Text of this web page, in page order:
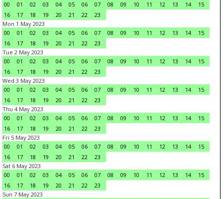
00
01 02 03 04 05 06 07 08 09 10 11 12 13 14
15
16
17 18 19 20 21 22
23
Mon 1 May 2023
00
01 02 03 04 05 06 07 08 09 10 11 12 13 14
15
16
17 18 19 20 21 22
23
Tue 2 May 2023
00
01 02 03 04 05 06 07 08 09 10 11 12 13 14
15
16
17 18 19 20 21 22
23
Wed 3 May 2023
00
01 02 03 04 05 06 07 08 09 10 11 12 13 14
15
16
17 18 19 20 21 22
23
Thu 4 May 2023
00
01 02 03 04 05 06 07 08 09 10 11 12 13 14
15
16
17 18 19 20 21 22
23
Fri 5 May 2023
00
01 02 03 04 05 06 07 08 09 10 11 12 13 14
15
16
17 18 19 20 21 22
23
Sat 6 May 2023
00
01 02 03 04 05 06 07 08 09 10 11 12 13 14
15
16
17 18 19 20 21 22
23
Sun 7 May 2023